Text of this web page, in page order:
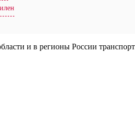
и в регионы России